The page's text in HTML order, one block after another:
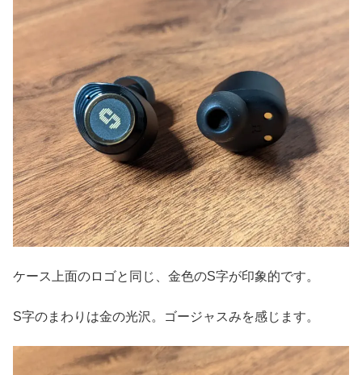
ケース上面のロゴと同じ、金色のS字が印象的です。
S字のまわりは金の光沢。ゴージャスみを感じます。